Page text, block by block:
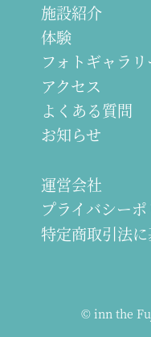
施設紹介
体験
フォトギャラリ
アクセス
よくある質問
お知らせ
運営会社
プライバシー
特定商取引法
© inn the